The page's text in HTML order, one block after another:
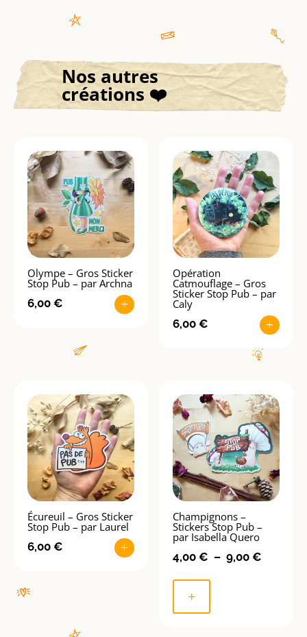
Nos autres
créations ❤️
Olympe – Gros Sticker
Stop Pub – par Archna
6,00 € +
Opération
Catmouflage – Gros
Sticker Stop Pub – par
Caly
6,00€ +
Écureuil – Gros Sticker
Stop Pub – par Laurel
6,00 € +
Champignons –
Stickers Stop Pub –
par Isabella Quero
4,00€ – 9,00€
+